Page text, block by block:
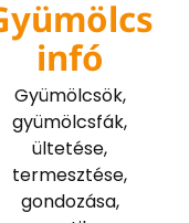
infó
Gyümölcsök,
gyümölcsfák,
ültetése,
termesztése,
gondozása,